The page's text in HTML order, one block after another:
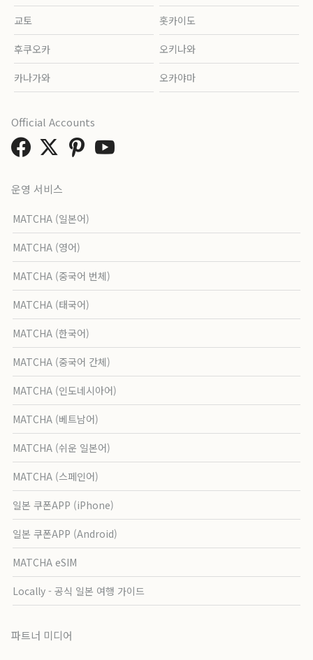
교토 홋카이도
후쿠오카 오키나와
카나가와 오카야마
운영 서비스
MATCHA (일본어)
MATCHA (영어)
MATCHA (중국어 번체)
MATCHA (태국어)
MATCHA (한국어)
MATCHA (중국어 간체)
MATCHA (인도네시아어)
MATCHA (베트남어)
MATCHA (쉬운 일본어)
MATCHA (스페인어)
일본 쿠폰APP (iPhone)
일본 쿠폰APP (Android)
MATCHA eSIM
Locally - 공식 일본 여행 가이드
파트너 미디어
Official Accounts